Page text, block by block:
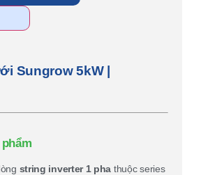
Sungrow 5kW |
string inverter 1 pha thuộc series